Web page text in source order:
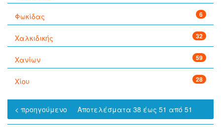
Φωκίδας 6
Χαλκιδικής 32
Χανίων 59
Χίου 28
Αποτελέσματα 38 έως 51 από 51
< προηγούμενο